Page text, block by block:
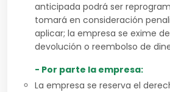
anticipada podrá ser
tomará en consideración
aplicar; la empresa se exime
devolución o reembolso de
- Por parte la empresa:
La empresa se reserva el